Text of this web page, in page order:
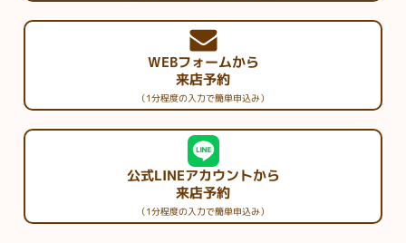
WEBフォームから
来店予約
（1分程度の入力で簡単申込み）
公式LINEアカウントから
来店予約
（1分程度の入力で簡単申込み）